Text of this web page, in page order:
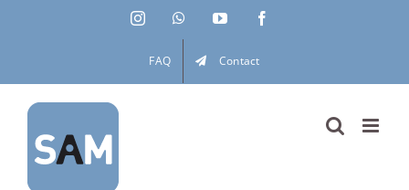
InstagramWhatsAppYouTube
FAQ Contact